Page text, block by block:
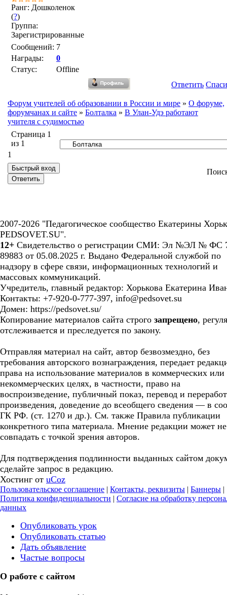
Ранг: Дошколенок
(?)
Группа:
Зарегистрированные
Сообщений: 7
Награды:
0
Статус:
Offline
Ответить
Форум учителей об образовании в России и мире » О форуме,
форумчанах и сайте » Болталка » В Улан-Удэ работают
учителя с судимостью
Страница 1
из 1
1
2007-2026 "Педагогическое сообщество Екатерины
PEDSOVET.SU".
12+ Свидетельство о регистрации СМИ: Эл №ЭЛ № ФС
89883 от 05.08.2025 г. Выдано Федеральной службой по
надзору в сфере связи, информационных технологий и
массовых коммуникаций.
Учредитель, главный редактор: Хорькова Екатерина
Контакты: +7-920-0-777-397, info@pedsovet.su
Домен: https://pedsovet.su/
Копирование материалов сайта строго запрещено,
отслеживается и преследуется по закону.
Отправляя материал на сайт, автор безвозмездно, без
требования авторского вознаграждения, передает
права на использование материалов в коммерческих или
некоммерческих целях, в частности, право на
воспроизведение, публичный показ, перевод и
произведения, доведение до всеобщего сведения — в
ГК РФ. (ст. 1270 и др.). См. также Правила публикации
конкретного типа материала. Мнение редакции может не
совпадать с точкой зрения авторов.
Для подтверждения подлинности выданных сайтом
сделайте запрос в редакцию.
Хостинг от uCoz
Пользовательское соглашение | Контакты, реквизиты | Баннеры |
Политика конфиденциальности | Согласие на обработку
данных
Опубликовать урок
Опубликовать статью
Дать объявление
Частые вопросы
О работе с сайтом